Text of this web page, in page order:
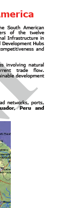
Wandel
Länder:
anderer
und der